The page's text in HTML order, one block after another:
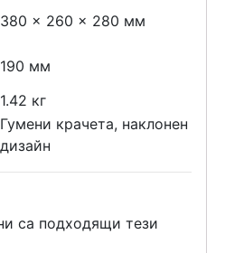
380 x 260 x 280 мм
190 мм
1.42 кг
Гумени крачета, наклонен
дизайн
са подходящи тези